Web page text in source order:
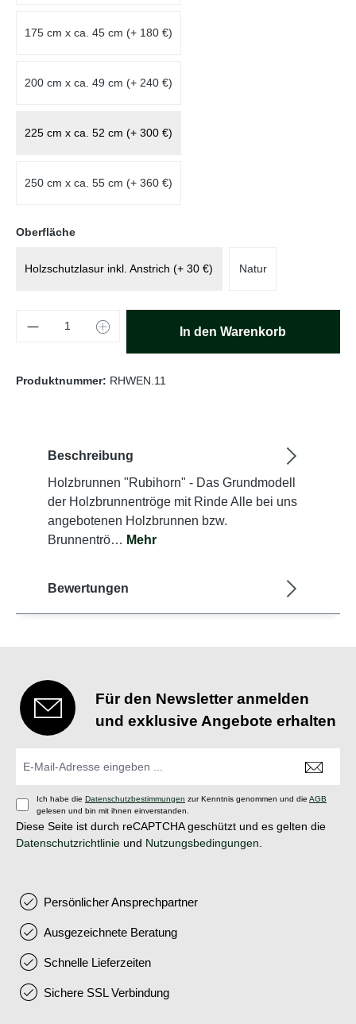
175 cm x ca. 45 cm (+ 180 €)
200 cm x ca. 49 cm (+ 240 €)
225 cm x ca. 52 cm (+ 300 €)
250 cm x ca. 55 cm (+ 360 €)
Oberflächeauswählen
Holzschutzlasur inkl. Anstrich (+ 30 €) Natur
Produkt Anzahl: Gib den gewünschten
In den Warenkorb
Produktnummer: RHWEN.11
Beschreibung
Holzbrunnen "Rubihorn" - Das Grundmodell
der Holzbrunnentröge mit Rinde Alle bei uns
angebotenen Holzbrunnen bzw.
Brunnentrö… Mehr
Bewertungen
Für den Newsletter anmelden
und exklusive Angebote erhalten
Ich habe die Datenschutzbestimmungen zur Kenntnis genommen und die AGB
gelesen und bin mit ihnen einverstanden.
Diese Seite ist durch reCAPTCHA geschützt und es gelten die
Datenschutzrichtlinie und Nutzungsbedingungen
Persönlicher Ansprechpartner
Ausgezeichnete Beratung
Schnelle Lieferzeiten
Sichere SSL Verbindung